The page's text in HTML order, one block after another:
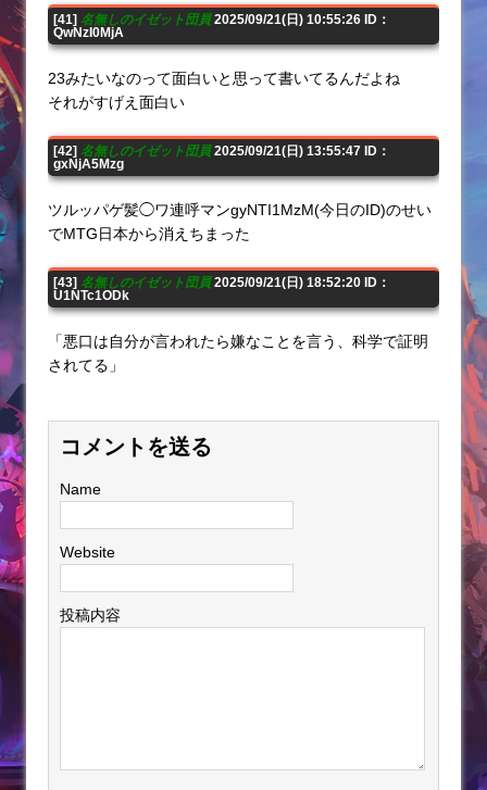
[41] 名無しのイゼット団員2025/09/21(日) 10:55:26 ID：
QwNzI0MjA
23みたいなのって面白いと思って書いてるんだよね
それがすげえ面白い
[42] 名無しのイゼット団員2025/09/21(日) 13:55:47 ID：
gxNjA5Mzg
ツルッパゲ髪◯ワ連呼マンgyNTI1MzM(今日のID)のせい
でMTG日本から消えちまった
[43] 名無しのイゼット団員2025/09/21(日) 18:52:20 ID：
U1NTc1ODk
「悪口は自分が言われたら嫌なことを言う、科学で証明
されてる」
コメントを送る
Name
Website
投稿内容